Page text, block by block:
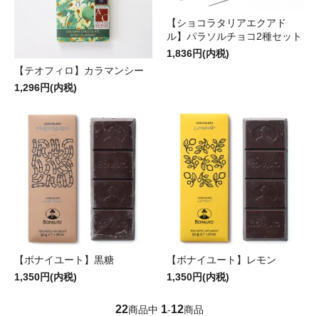
【テオフィロ】カラマンシー
1,296円(内税)
【ショコラタリアエクアド
ル】パラソルチョコ2種セット
1,836円(内税)
【ボナイユート】黒糖
1,350円(内税)
【ボナイユート】レモン
1,350円(内税)
22商品中 1-12商品